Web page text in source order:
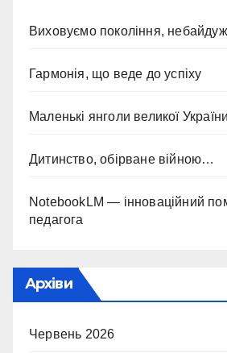
Виховуємо покоління,
Гармонія, що веде до успіху
Маленькі янголи великої України
Дитинство, обірване війною…
NotebookLM — інноваційний
педагога
Архіви
Червень 2026